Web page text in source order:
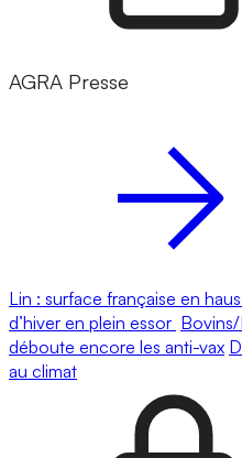
AGRA Presse
Lin : surface française en
d’hiver en plein essor Bovins/
déboute encore les anti-vax
au climat